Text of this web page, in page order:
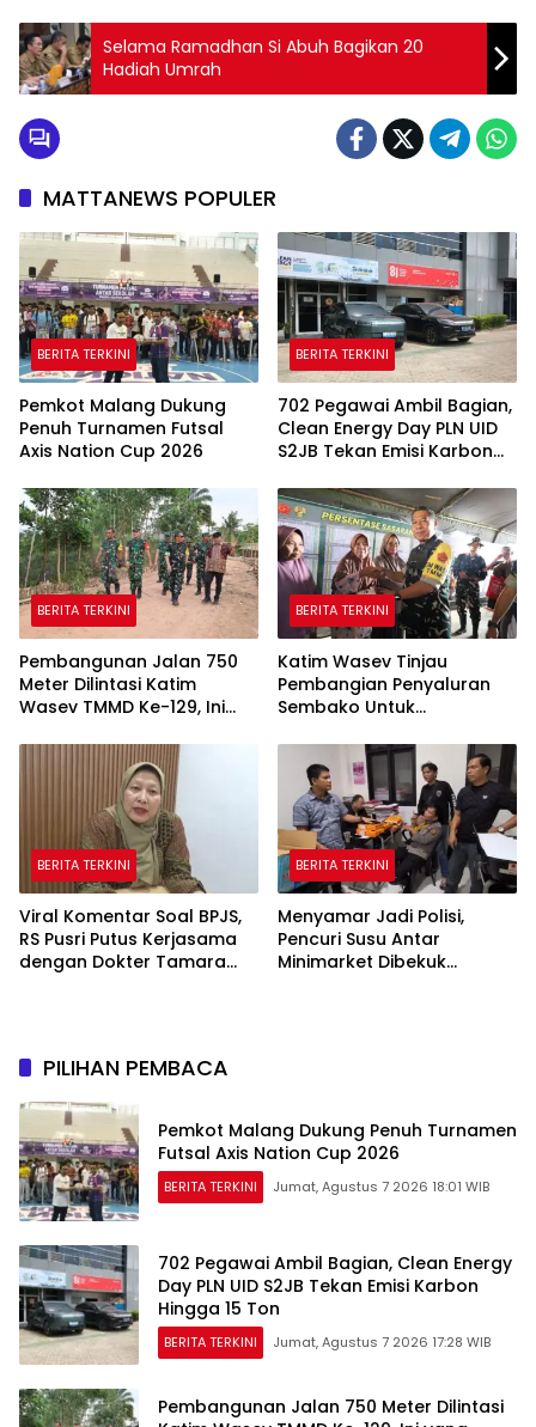
Selama Ramadhan Si Abuh Bagikan 20
Hadiah Umrah
MATTANEWS POPULER
BERITA TERKINI
Pemkot Malang Dukung
Penuh Turnamen Futsal
Axis Nation Cup 2026
BERITA TERKINI
702 Pegawai Ambil Bagian,
Clean Energy Day PLN UID
S2JB Tekan Emisi Karbon
BERITA TERKINI
Pembangunan Jalan 750
Meter Dilintasi Katim
Wasev TMMD Ke-129, Ini
BERITA TERKINI
Katim Wasev Tinjau
Pembangian Penyaluran
Sembako Untuk
BERITA TERKINI
Viral Komentar Soal BPJS,
RS Pusri Putus Kerjasama
dengan Dokter Tamara
BERITA TERKINI
Menyamar Jadi Polisi,
Pencuri Susu Antar
Minimarket Dibekuk
PILIHAN PEMBACA
Pemkot Malang Dukung Penuh Turnamen
Futsal Axis Nation Cup 2026
BERITA TERKINI Jumat, Agustus 7 2026 18:01 WIB
702 Pegawai Ambil Bagian, Clean Energy
Day PLN UID S2JB Tekan Emisi Karbon
Hingga 15 Ton
BERITA TERKINI Jumat, Agustus 7 2026 17:28 WIB
Pembangunan Jalan 750 Meter Dilintasi